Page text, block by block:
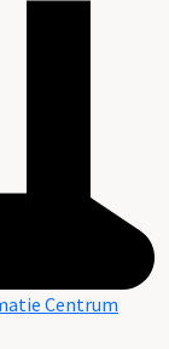
Centrum